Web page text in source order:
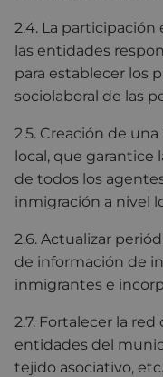
2.4. La
las entidades
para establecer los
sociolaboral de las
2.5. Creación de
local, que garantice
de todos los
inmigración a nivel
2.6. Actualizar
de información de
inmigrantes e
2.7. Fortalecer la
entidades del
tejido asociativo,